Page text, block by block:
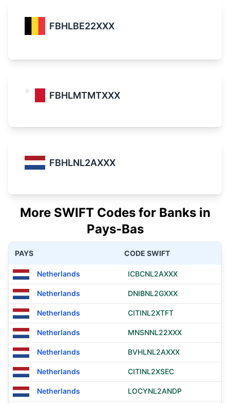
FBHLBE22XXX
FBHLMTMTXXX
FBHLNL2AXXX
More SWIFT Codes for Banks in
Pays-Bas
PAYS CODE SWIFT
Netherlands ICBCNL2AXXX
Netherlands DNIBNL2GXXX
Netherlands CITINL2XTFT
Netherlands MNSNNL22XXX
Netherlands BVHLNL2AXXX
Netherlands CITINL2XSEC
Netherlands LOCYNL2ANDP